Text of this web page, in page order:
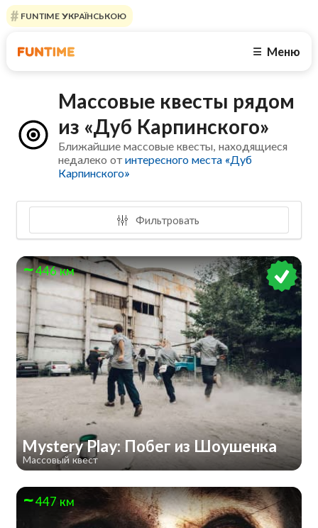
FUNTIME УКРАЇНСЬКОЮ
☰ Меню
Массовые квесты рядом
из «Дуб Карпинского»
Ближайшие массовые квесты, находящиеся
недалеко отинтересного места «Дуб
Карпинского»
Фильтровать
446 км
Mystery Play: Побег из Шоушенка
Массовый квест
447 км